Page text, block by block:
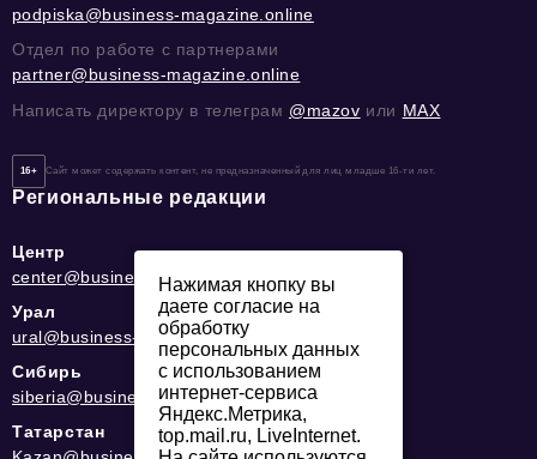
podpiska@business-magazine.online
Отдел по работе с партнерами
partner@business-magazine.online
Написать директору в телеграм @mazov или MAX
16+ Сайт может содержать контент, не предназначенный для лиц младше 16-ти лет.
Региональные редакции
Центр
center@business-magazine.online
Урал
ural@business-magazine.online
Сибирь
siberia@business-magazine.online
Татарстан
Нажимая кнопку вы
даете согласие на
обработку
персональных данных
с использованием
интернет-сервиса
Яндекс.Метрика,
top.mail.ru, LiveInternet.